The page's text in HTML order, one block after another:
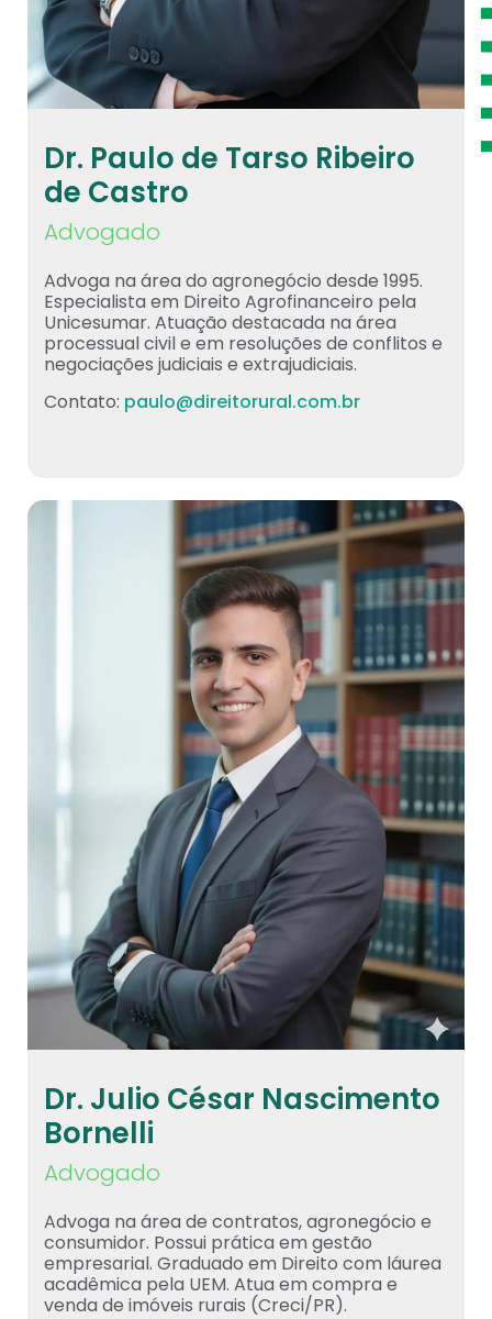
Dr. Paulo de Tarso Ribeiro
de Castro
Advogado
Advoga na área do agronegócio desde 1995.
Especialista em Direito Agrofinanceiro pela
Unicesumar. Atuação destacada na área
processual civil e em resoluções de conflitos e
negociações judiciais e extrajudiciais.
Contato: paulo@direitorural.com.br
Dr. Julio César Nascimento
Bornelli
Advogado
Advoga na área de contratos, agronegócio e
consumidor. Possui prática em gestão
empresarial. Graduado em Direito com láurea
acadêmica pela UEM. Atua em compra e
venda de imóveis rurais (Creci/PR).